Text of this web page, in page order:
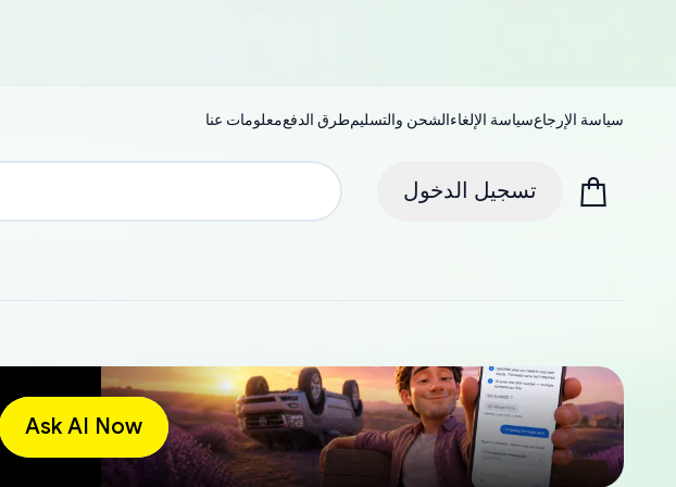
معلومات عناطرق الدفعالشحن والتسليمسياسة الإلغاءسياسة الإرجاع
تسجيل الدخول
Ask AI Now